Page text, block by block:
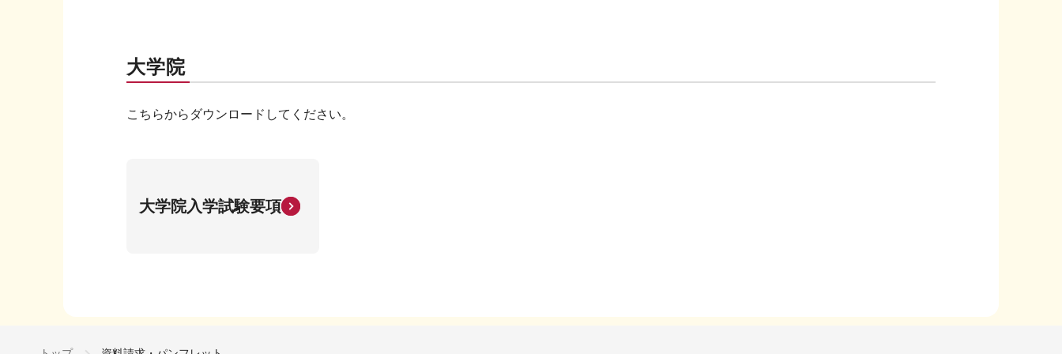
大学院
こちらからダウンロードしてください。
大学院入学試験要項